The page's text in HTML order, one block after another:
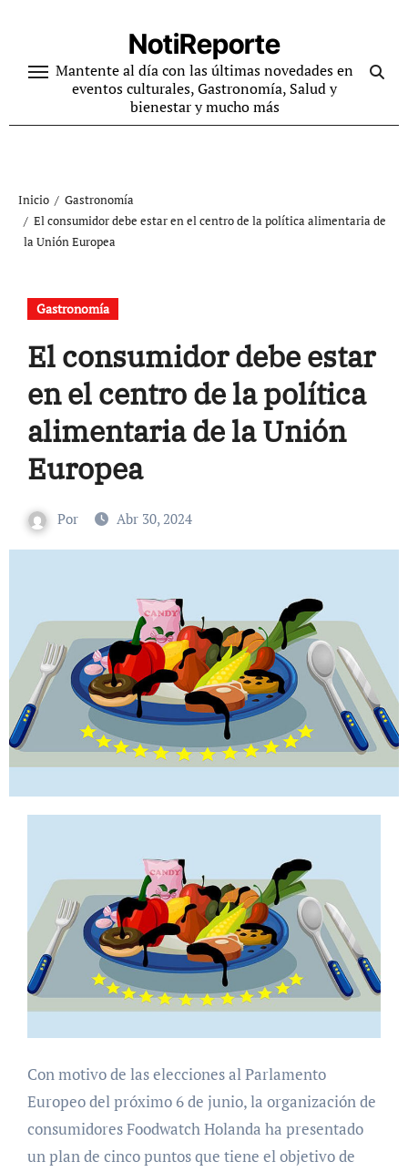
contenido
NotiReporte
Mantente al día con las últimas novedades en
eventos culturales, Gastronomía, Salud y
bienestar y mucho más
Inicio
Gastronomía
El consumidor debe estar en el centro de la política alimentaria de
la Unión Europea
Gastronomía
El consumidor debe estar
en el centro de la política
alimentaria de la Unión
Europea
Por Abr 30, 2024
Con motivo de las elecciones al Parlamento
Europeo del próximo 6 de junio, la organización de
consumidores Foodwatch Holanda ha presentado
un plan de cinco puntos que tiene el objetivo de